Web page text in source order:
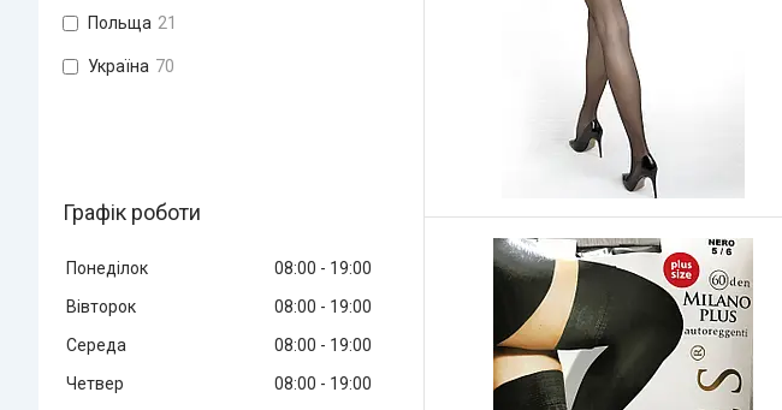
Польща 21
Україна 70
Графік роботи
Понеділок 08:00
19:00
Вівторок
08:00
19:00
Середа
08:00
19:00
Четвер
08:00
19:00